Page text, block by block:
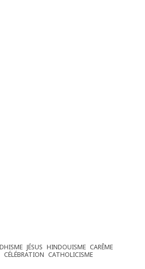
JÉSUS HINDOUISME CARÊME
CÉLÉBRATION CATHOLICISME